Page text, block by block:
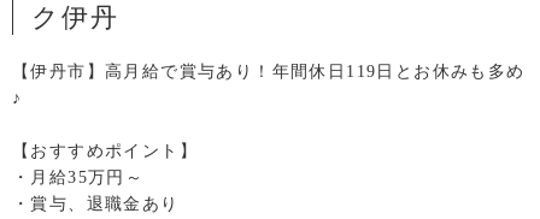
ク伊丹
【伊丹市】高月給で賞与あり！年間休日119日とお休みも多め
♪
【おすすめポイント】
・月給35万円～
・賞与、退職金あり